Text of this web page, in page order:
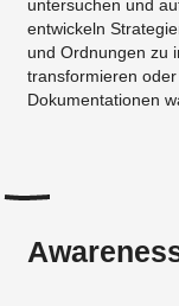
untersuchen und
entwickeln
und Ordnungen zu
transformieren
Dokumentationen